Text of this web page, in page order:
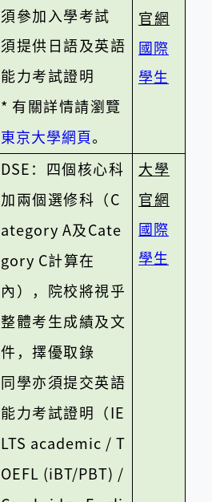
須參加入學考試
須提供日語及英語
能力考試證明
* 有關詳情請瀏覽
東京大學網頁 。
官網
國際
學生
DSE ：四個核心科
加兩個選修科（ C
ategory A及 Cate
gory C計算在
內），院校將視乎
整體考生成績及文
件，擇優取錄
同學亦須提交英語
能力考試證明（ IE
LTS academic / T
OEFL (iBT/PBT) /
大學
官網
國際
學生